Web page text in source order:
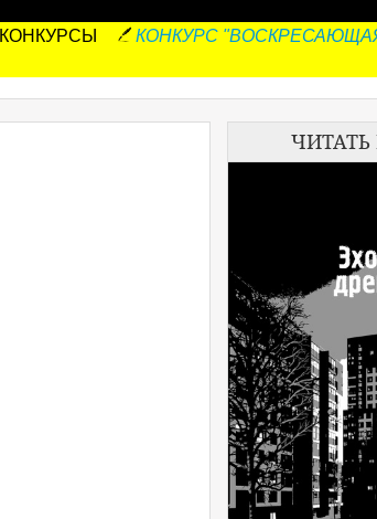
КОНКУРСЫ
КОНКУРС